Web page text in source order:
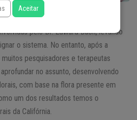
, automaticamente pensamos nas
pelo Dr. Edward Bach, levando
o sistema. No entanto, após a
pesquisadores e terapeutas
no assunto, desenvolvendo
com base na flora presente em
um dos resultados temos o
da Califórnia.
Aceitar